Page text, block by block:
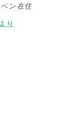
ン在住
り